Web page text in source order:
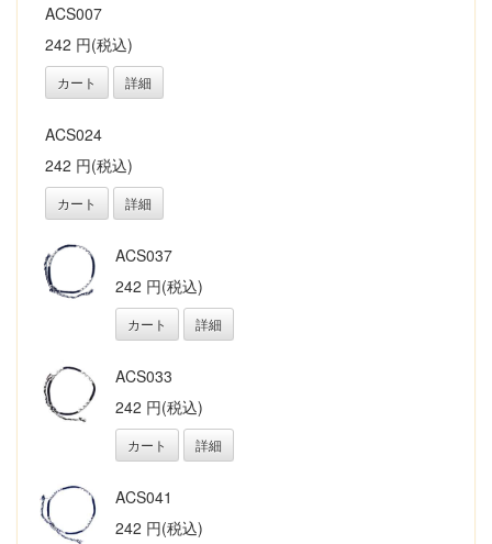
ACS007
242 円(税込)
カート 詳細
ACS024
242 円(税込)
カート 詳細
ACS037
242 円(税込)
カート 詳細
ACS033
242 円(税込)
カート 詳細
ACS041
242 円(税込)